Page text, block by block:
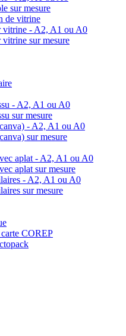
sur mesure
de vitrine
vitrine - A2, A1 ou A0
sur mesure
- A2, A1 ou A0
sur mesure
- A2, A1 ou A0
sur mesure
aplat - A2, A1 ou A0
aplat sur mesure
- A2, A1 ou A0
sur mesure
COREP